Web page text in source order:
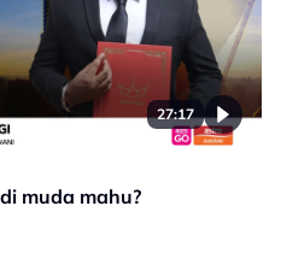
27:17
muda mahu?